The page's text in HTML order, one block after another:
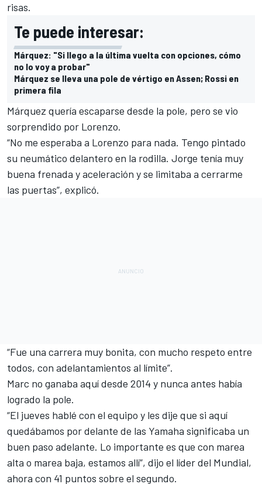
risas.
Te puede interesar:
Márquez: "Si llego a la última vuelta con opciones, cómo
no lo voy a probar"
Márquez se lleva una pole de vértigo en Assen; Rossi en
primera fila
Márquez quería escaparse desde la pole, pero se vio
sorprendido por Lorenzo.
“No me esperaba a Lorenzo para nada. Tengo pintado
su neumático delantero en la rodilla. Jorge tenía muy
buena frenada y aceleración y se limitaba a cerrarme
las puertas”, explicó.
“Fue una carrera muy bonita, con mucho respeto entre
todos, con adelantamientos al límite”.
Marc no ganaba aquí desde 2014 y nunca antes había
logrado la pole.
“El jueves hablé con el equipo y les dije que si aquí
quedábamos por delante de las Yamaha significaba un
buen paso adelante. Lo importante es que con marea
alta o marea baja, estamos allí”, dijo el líder del Mundial,
ahora con 41 puntos sobre el segundo.